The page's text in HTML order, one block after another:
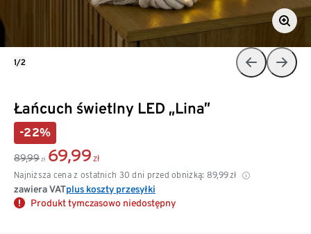
Łańcuch świetlny LED „Lina”
-22%
89,99 zł 69,99 zł
Najniższa cena z ostatnich 30 dni przed obniżką: 89,99zł
zawiera VATplus koszty przesyłki
Produkt tymczasowo niedostępny
1/2